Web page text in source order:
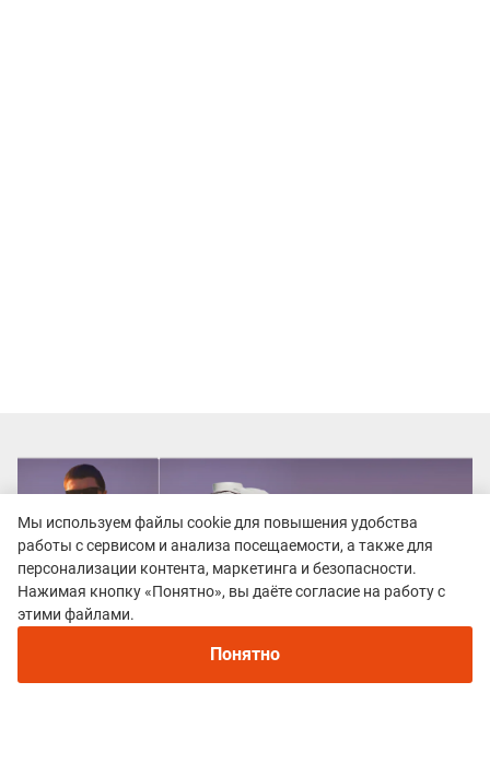
Рекомендуем
Непромокаемые кроссовки для бега зимой и
трейлраннинга 2026. Для города и
Мы используем файлы cookie для повышения удобства
работы с сервисом и анализа посещаемости, а также для
персонализации контента, маркетинга и безопасности.
Нажимая кнопку «Понятно», вы даёте согласие на работу с
этими файлами.
Понятно